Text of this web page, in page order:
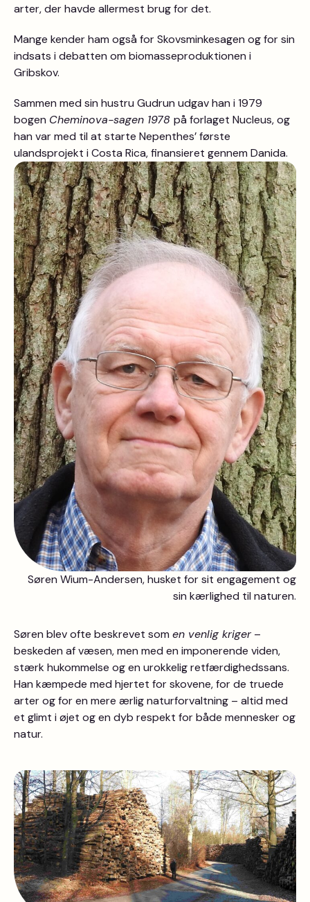
arter, der havde allermest brug for det.
Mange kender ham også for Skovsminkesagen og for sin
indsats i debatten om biomasseproduktionen i
Gribskov.
Sammen med sin hustru Gudrun udgav han i 1979
bogen Cheminova-sagen 1978 på forlaget Nucleus, og
han var med til at starte Nepenthes’ første
ulandsprojekt i Costa Rica, finansieret gennem Danida.
Søren Wium-Andersen, husket for sit engagement og
sin kærlighed til naturen.
Søren blev ofte beskrevet som en venlig kriger–
beskeden af væsen, men med en imponerende viden,
stærk hukommelse og en urokkelig retfærdighedssans.
Han kæmpede med hjertet for skovene, for de truede
arter og for en mere ærlig naturforvaltning – altid med
et glimt i øjet og en dyb respekt for både mennesker og
natur.